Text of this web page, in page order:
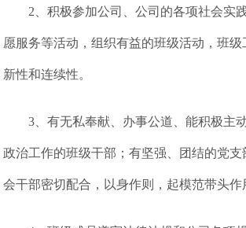
2、积极参加公司、公司的各项社会实
愿服务等活动，组织有益的班级活动，班级
新性和连续性。
3、有无私奉献、办事公道、能积极主
政治工作的班级干部；有坚强、团结的党
会干部密切配合，以身作则，起模范带头作